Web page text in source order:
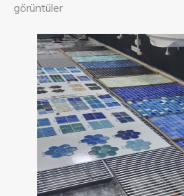
görüntüler